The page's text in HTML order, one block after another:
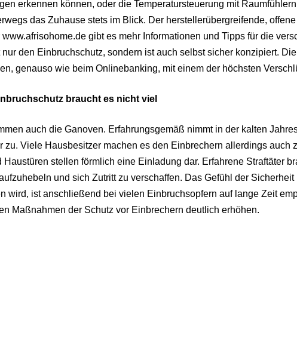
erkennen können, oder die Temperatursteuerung mit
das Zuhause stets im Blick. Der herstellerübergreifende,
gibt es mehr Informationen und Tipps für die
den Einbruchschutz, sondern ist auch selbst sicher konzipiert.
genauso wie beim Onlinebanking, mit einem der höchsten
braucht es nicht viel
auch die Ganoven. Erfahrungsgemäß nimmt in der kalten
zu. Viele Hausbesitzer machen es den Einbrechern allerdings auch
Haustüren stellen förmlich eine Einladung dar. Erfahrene Straftäter
und sich Zutritt zu verschaffen. Das Gefühl der
wird, ist anschließend bei vielen Einbruchsopfern auf lange Zeit
Maßnahmen der Schutz vor Einbrechern deutlich erhöhen.